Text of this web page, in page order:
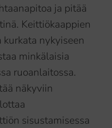
ja pitää
Keittiökaappien
nykyiseen
minkälaisia
ruoanlaitossa.
näkyviin
sisustamisessa